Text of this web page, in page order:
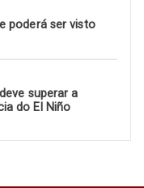
poderá ser visto
superar a
do El Niño